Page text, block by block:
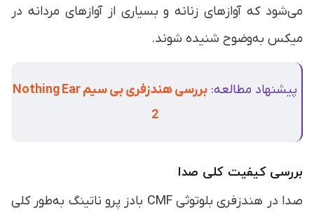
می‌شود که آوازهای زنانه و بسیاری از آوازهای مردانه در
میکس به‌وضوح شنیده شوند.
پیشنهاد مطالعه:
بررسی هندزفری بی سیم Nothing Ear
2
بررسی کیفیت کلی صدا
صدا در هندزفری بلوتوثی CMF بادز پرو ناتینگ به‌طور کلی